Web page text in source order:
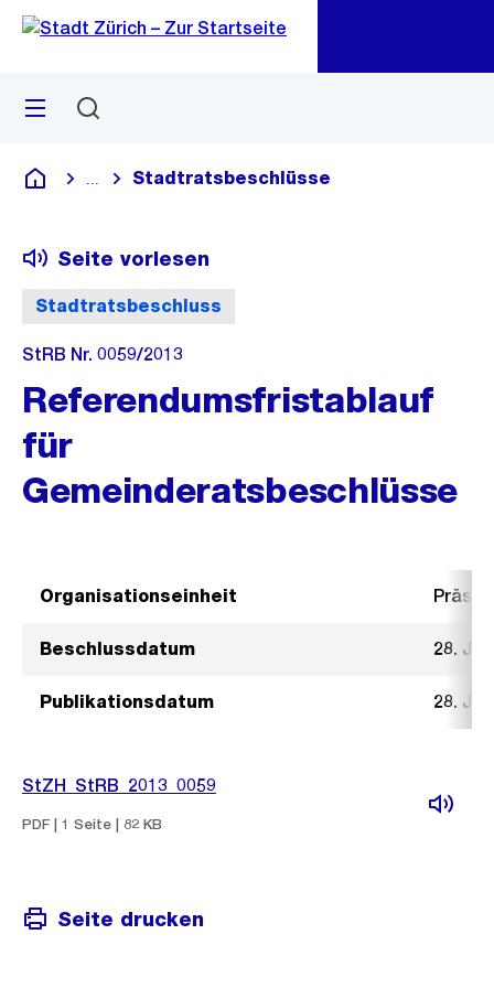
Navigation
Sprunglink
Menü
Deutsch
Blende alle Breadcrumbs ein
Stadtratsbeschlüsse
Stadtratsbeschluss
Seite vorlesen
StRB Nr. 0059/2013
Referendumsfristablauf
für
Gemeinderatsbeschlüsse
Organisationseinheit
Beschlussdatum 28.
Publikationsdatum 28.
StZH_StRB_2013_0059
PDF | 1 Seite | 82 KB
Seite drucken